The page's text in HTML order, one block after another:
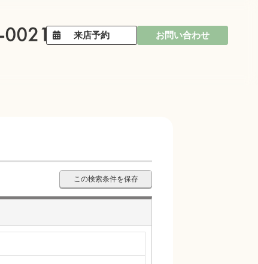
来店予約 お問い合わせ
この検索条件を保存